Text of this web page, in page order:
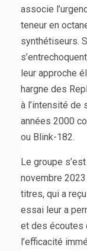
associe
teneur en
synthétiseurs.
leur approche
hargne des
à l’intensité de
années 2000
ou Blink-182.
Le groupe
novembre
titres, qui a
essai leur a
et des écoutes
l’efficacité